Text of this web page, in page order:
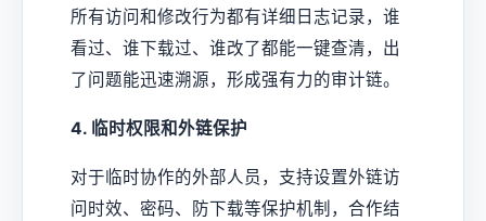
所有访问和修改行为都有详细日志记录，谁
看过、谁下载过、谁改了都能一键查清，出
了问题能迅速溯源，形成强有力的审计链。
4. 临时权限和外链保护
对于临时协作的外部人员，支持设置外链访
问时效、密码、防下载等保护机制，合作结